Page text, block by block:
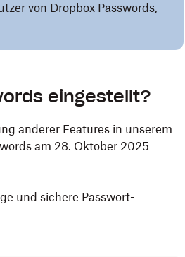
von Dropbox Passwords,
eingestellt?
anderer Features in unserem
am 28. Oktober 2025
und sichere Passwort-